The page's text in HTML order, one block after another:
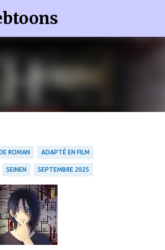
Accéder au contenu principal
ROMAN ADAPTÉ EN FILM
SEINEN SEPTEMBRE 2025